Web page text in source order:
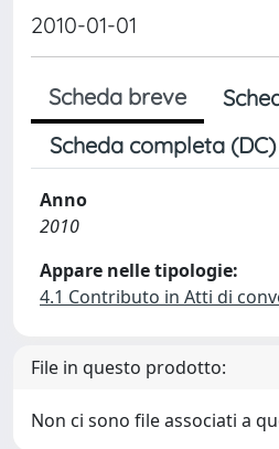
2010-01-01
Scheda breve
Scheda completa (DC)
Anno
2010
Appare nelle tipologie:
4.1 Contributo in Atti di
File in questo prodotto:
Non ci sono file associati a